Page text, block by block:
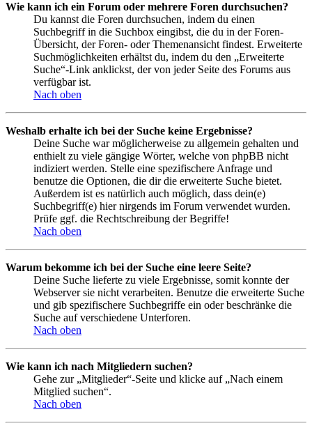
Wie kann ich ein Forum oder mehrere Foren durchsuchen?
Du kannst die Foren durchsuchen, indem du einen
Suchbegriff in die Suchbox eingibst, die du in der Foren-
Übersicht, der Foren- oder Themenansicht findest. Erweiterte
Suchmöglichkeiten erhältst du, indem du den „Erweiterte
Suche“-Link anklickst, der von jeder Seite des Forums aus
verfügbar ist.
Nach oben
Weshalb erhalte ich bei der Suche keine Ergebnisse?
Deine Suche war möglicherweise zu allgemein gehalten und
enthielt zu viele gängige Wörter, welche von phpBB nicht
indiziert werden. Stelle eine spezifischere Anfrage und
benutze die Optionen, die dir die erweiterte Suche bietet.
Außerdem ist es natürlich auch möglich, dass dein(e)
Suchbegriff(e) hier nirgends im Forum verwendet wurden.
Prüfe ggf. die Rechtschreibung der Begriffe!
Nach oben
Warum bekomme ich bei der Suche eine leere Seite?
Deine Suche lieferte zu viele Ergebnisse, somit konnte der
Webserver sie nicht verarbeiten. Benutze die erweiterte Suche
und gib spezifischere Suchbegriffe ein oder beschränke die
Suche auf verschiedene Unterforen.
Nach oben
Wie kann ich nach Mitgliedern suchen?
Gehe zur „Mitglieder“-Seite und klicke auf „Nach einem
Mitglied suchen“.
Nach oben